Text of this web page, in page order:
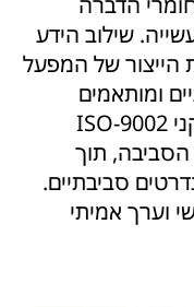
שילוב הידע
הייצור של המפעל
ומותאמים
לחקלאים . המפעל פועל לפי תקני ISO-9002
תוך
סביבתיים.
וערך אמיתי